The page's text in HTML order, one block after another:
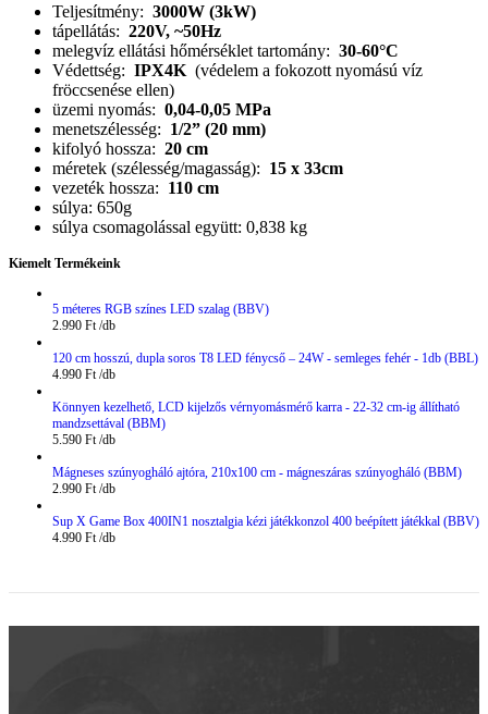
Teljesítmény: 3000W (3kW)
tápellátás: 220V, ~50Hz
melegvíz ellátási hőmérséklet tartomány: 30-60°C
Védettség: IPX4K (védelem a fokozott nyomású víz
fröccsenése ellen)
üzemi nyomás: 0,04-0,05 MPa
menetszélesség: 1/2” (20 mm)
kifolyó hossza: 20 cm
méretek (szélesség/magasság): 15 x 33cm
vezeték hossza: 110 cm
súlya: 650g
súlya csomagolással együtt: 0,838 kg
Kiemelt Termékeink
5 méteres RGB színes LED szalag (BBV)
2.990 Ft
120 cm hosszú, dupla soros T8 LED fénycső – 24W - semleges fehér - 1db (BBL)
4.990 Ft
Könnyen kezelhető, LCD kijelzős vérnyomásmérő karra - 22-32 cm-ig állítható
mandzsettával (BBM)
5.590 Ft
Mágneses szúnyogháló ajtóra, 210x100 cm - mágneszáras szúnyogháló (BBM)
2.990 Ft
Sup X Game Box 400IN1 nosztalgia kézi játékkonzol 400 beépített játékkal (BBV)
4.990 Ft